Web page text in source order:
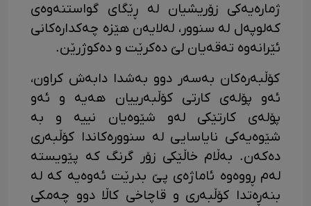
ژمارەیەکی زۆریشیان لە ڕێگای گواستنەوەی
کەلوپەل لە سنوور، لەلایەن هێزە چەکدارەکانی
ئێرانەوە تەقەیان لێ دەکرێت و دەکوژرێن.
کۆڵبەرەکان بەسەر دوو بەشدا دابەش کراون،
ئەو پۆلەی کارتی کۆڵبەرییان هەیە و ئەو
پۆلەی کارتێکی لەو شێوەیان نییە و بە
شێوەیەکی نایاسایی لە سنوورەکاندا کۆڵبەری
دەکەن. بەڵام خاڵێکی زۆر گرنگ کە پێویستە
لەم ڕووەوە ئاماژەی پێ بدرێت ئەوەیە کە لە
بنەڕەتدا کۆڵبەری و قاچاخی کاڵا دوو چەمکی